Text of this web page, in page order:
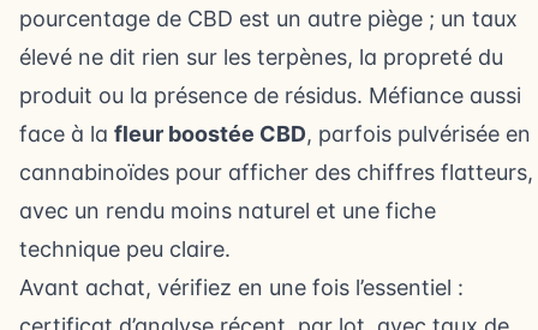
pourcentage de CBD est un autre piège ; un taux
élevé ne dit rien sur les terpènes, la propreté du
produit ou la présence de résidus. Méfiance aussi
face à la fleur boostée CBD, parfois pulvérisée en
cannabinoïdes pour afficher des chiffres flatteurs,
avec un rendu moins naturel et une fiche
technique peu claire.
Avant achat, vérifiez en une fois l’essentiel :